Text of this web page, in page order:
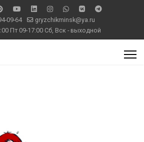
09-64
gryzchikminsk@ya.ru
Пт 09-17:00 Сб, Вск - выходной